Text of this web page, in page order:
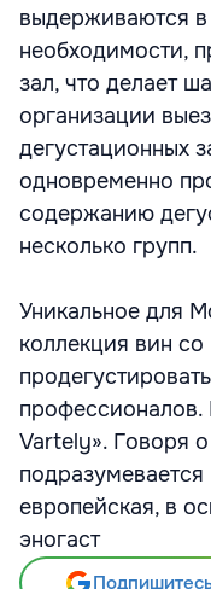
выдерживаются в
необходимости,
зал, что делает
организации
дегустационных
одновременно
содержанию
несколько групп.
Уникальное для
коллекция вин
профессионалов.
Vartely». Говоря
подразумевается
европейская, в
эногаст